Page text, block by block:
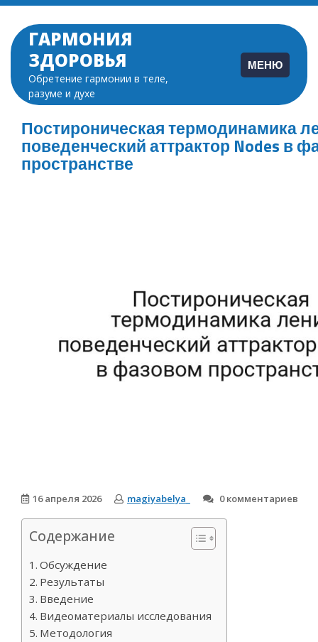
Перейти
содержимому
ГАРМОНИЯ
ЗДОРОВЬЯ
Обретение гармонии в теле,
разуме и духе
МЕНЮ
Постироническая термодинамика
поведенческий аттрактор Nodes в
пространстве
16 апреля 2026 magiyabelya_ 0 комментариев
Содержание
Обсуждение
Результаты
Введение
Видеоматериалы исследования
Методология